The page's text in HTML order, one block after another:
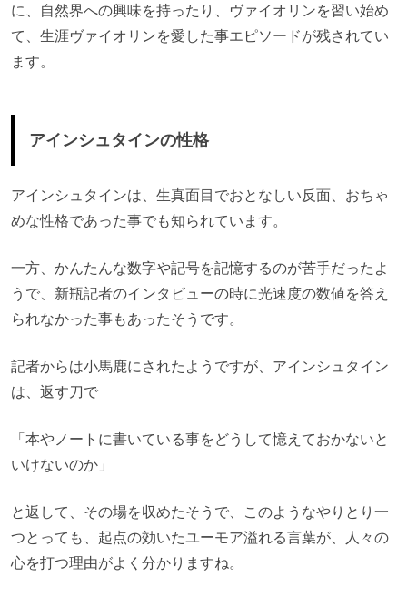
に、自然界への興味を持ったり、ヴァイオリンを習い始め
て、生涯ヴァイオリンを愛した事エピソードが残されてい
ます。
アインシュタインの性格
アインシュタインは、生真面目でおとなしい反面、おちゃ
めな性格であった事でも知られています。
一方、かんたんな数字や記号を記憶するのが苦手だったよ
うで、新瓶記者のインタビューの時に光速度の数値を答え
られなかった事もあったそうです。
記者からは小馬鹿にされたようですが、アインシュタイン
は、返す刀で
「本やノートに書いている事をどうして憶えておかないと
いけないのか」
と返して、その場を収めたそうで、このようなやりとり一
つとっても、起点の効いたユーモア溢れる言葉が、人々の
心を打つ理由がよく分かりますね。